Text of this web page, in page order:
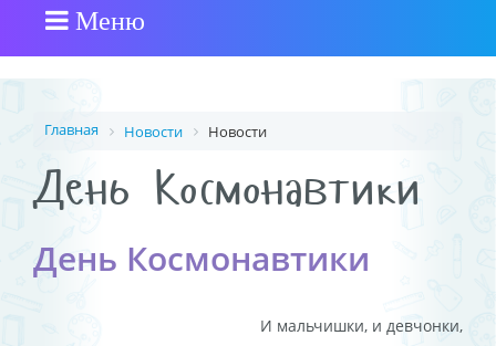
Меню
Главная Новости Новости
День Космонавтики
День Космонавтики
И мальчишки, и девчонки,